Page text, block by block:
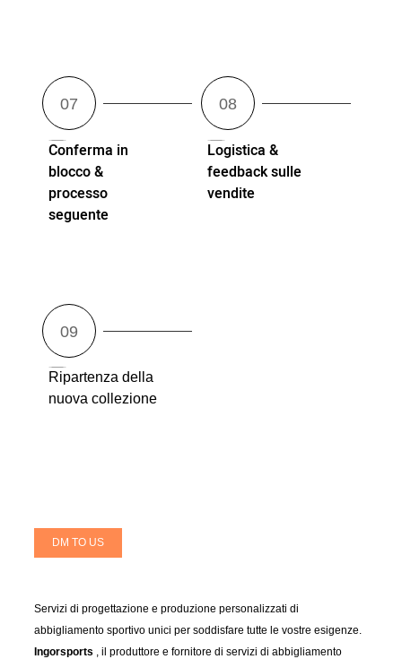
Conferma in
blocco &
processo
seguente
Logistica &
feedback sulle
vendite
Ripartenza della
nuova collezione
DM TO US
Servizi di progettazione e produzione personalizzati di
abbigliamento sportivo unici per soddisfare tutte le vostre esigenze.
Ingorsports
, il produttore e fornitore di servizi di abbigliamento